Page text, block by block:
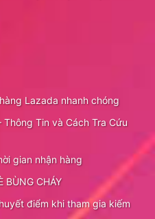
Lazada nhanh chóng
Thông Tin và Cách Tra Cứu
gian nhận hàng
BÙNG CHÁY
điểm khi tham gia kiếm